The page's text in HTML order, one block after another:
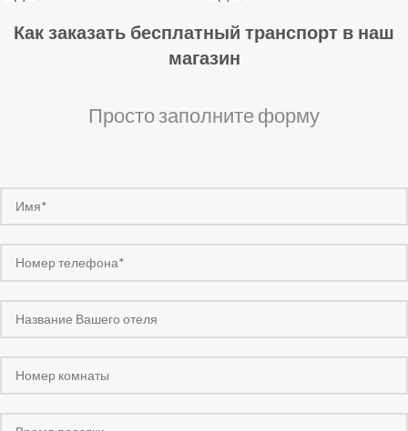
Как заказать бесплатный транспорт в наш
магазин
Просто заполните форму